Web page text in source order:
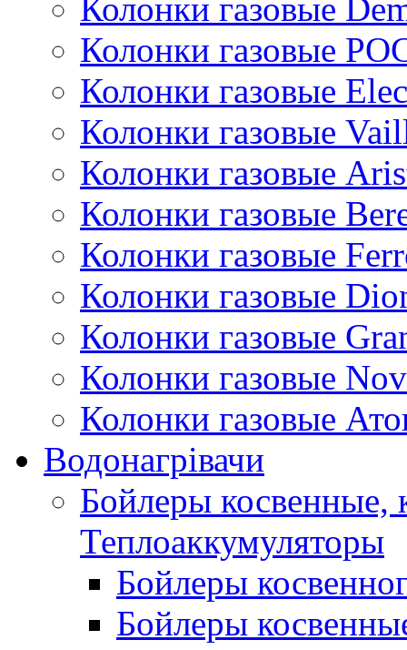
Колонки газовые
Колонки газовые
Колонки газовые
Колонки газовые
Колонки газовые
Колонки газовые
Колонки газовые
Колонки газовые
Колонки газовые
Колонки газовые
Колонки газовые
Водонагрівачи
Бойлеры косвенные,
Теплоаккумуляторы
Бойлеры
Бойлеры